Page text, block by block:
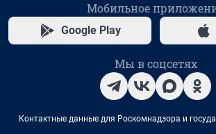
Мобильное
Google Play
Мы в соцсетях
Контактные данные для Роскомнадзора и